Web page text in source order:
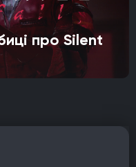
про Silent